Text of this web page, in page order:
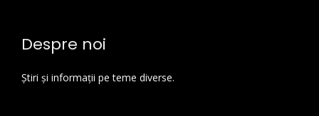
Despre noi
Știri și informații pe teme diverse.